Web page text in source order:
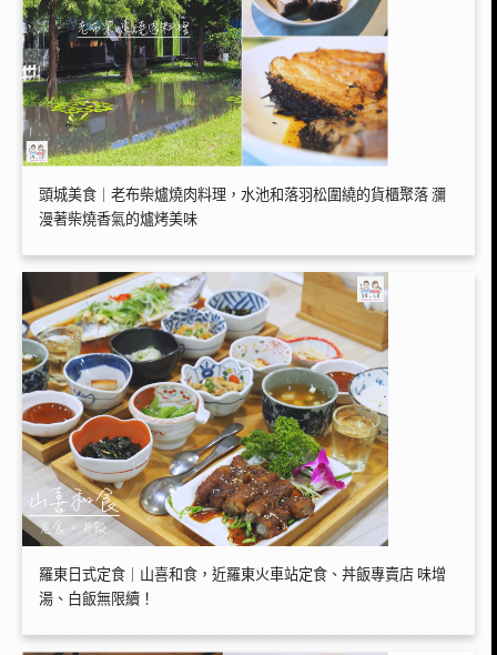
頭城美食｜老布柴爐燒肉料理，水池和落羽松圍繞的貨櫃聚落 瀰
漫著柴燒香氣的爐烤美味
羅東日式定食｜山喜和食，近羅東火車站定食、丼飯專賣店 味增
湯、白飯無限續！